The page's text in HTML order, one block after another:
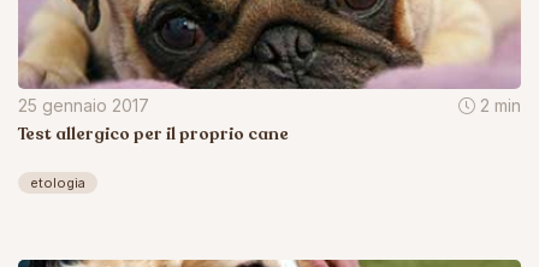
25 gennaio 2017 2 min
Test allergico per il proprio cane
etologia